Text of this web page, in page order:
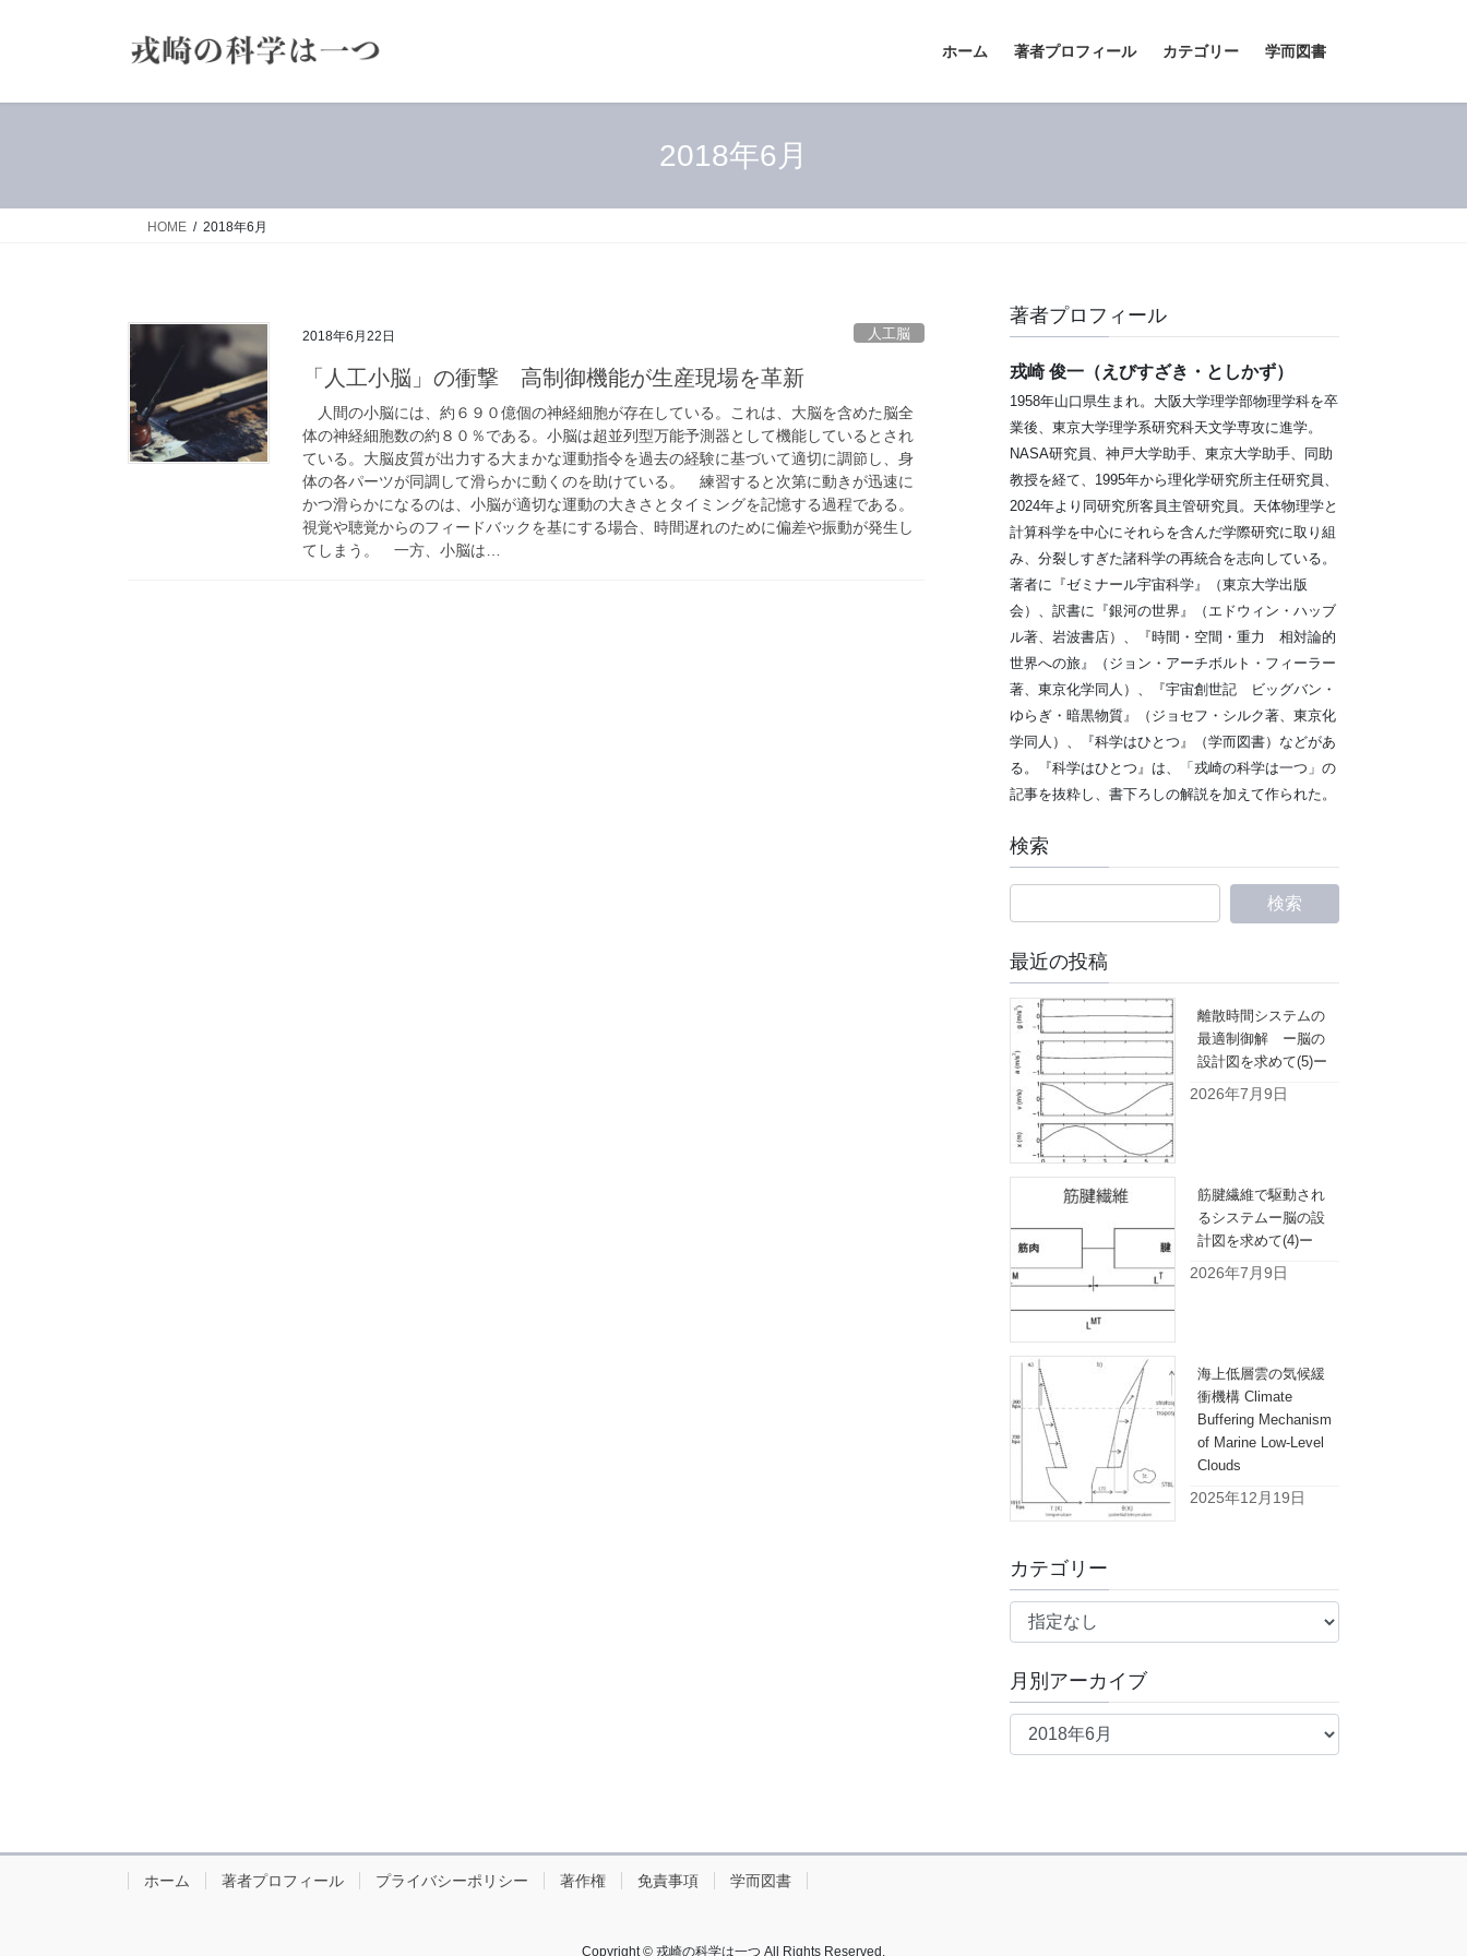
ホーム 著者プロフィール カテゴリー 学而図書
2018年6月
HOME 2018年6月
2018年6月22日 人工脳
「人工小脳」の衝撃 高制御機能が生産現場を革新
人間の小脳には、約６９０億個の神経細胞が存在している。これは、大脳を含めた脳全
体の神経細胞数の約８０％である。小脳は超並列型万能予測器として機能しているとされ
ている。大脳皮質が出力する大まかな運動指令を過去の経験に基づいて適切に調節し、身
体の各パーツが同調して滑らかに動くのを助けている。 練習すると次第に動きが迅速に
かつ滑らかになるのは、小脳が適切な運動の大きさとタイミングを記憶する過程である。
視覚や聴覚からのフィードバックを基にする場合、時間遅れのために偏差や振動が発生し
てしまう。 一方、小脳は…
著者プロフィール
戎崎 俊一（えびすざき・としかず）
1958年山口県生まれ。大阪大学理学部物理学科を卒
業後、東京大学理学系研究科天文学専攻に進学。
NASA研究員、神戸大学助手、東京大学助手、同助
教授を経て、1995年から理化学研究所主任研究員、
2024年より同研究所客員主管研究員。天体物理学と
計算科学を中心にそれらを含んだ学際研究に取り組
み、分裂しすぎた諸科学の再統合を志向している。
著者に『ゼミナール宇宙科学』（東京大学出版
会）、訳書に『銀河の世界』（エドウィン・ハッブ
ル著、岩波書店）、『時間・空間・重力 相対論的
世界への旅』（ジョン・アーチボルト・フィーラー
著、東京化学同人）、『宇宙創世記 ビッグバン・
ゆらぎ・暗黒物質』（ジョセフ・シルク著、東京化
学同人）、『科学はひとつ』（学而図書）などがあ
る。『科学はひとつ』は、「戎崎の科学は一つ」の
記事を抜粋し、書下ろしの解説を加えて作られた。
検索
最近の投稿
離散時間システムの
最適制御解 ー脳の
設計図を求めて(5)ー
2026年7月9日
筋腱繊維で駆動され
るシステムー脳の設
計図を求めて(4)ー
2026年7月9日
海上低層雲の気候緩
衝機構 Climate
Buffering Mechanism
of Marine Low-Level
Clouds
2025年12月19日
カテゴリー
月別アーカイブ
ホーム 著者プロフィール プライバシーポリシー 著作権 免責事項 学而図書
Copyright © 戎崎の科学は一つ All Rights Reserved.